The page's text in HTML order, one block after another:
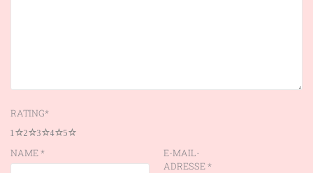
RATING*
5
4
3
2
1
NAME*
E-MAIL-
ADRESSE*